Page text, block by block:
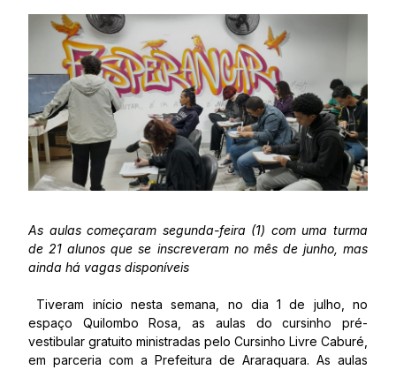
As aulas começaram segunda-feira (1) com uma turma
de 21 alunos que se inscreveram no mês de junho, mas
ainda há vagas disponíveis
Tiveram início nesta semana, no dia 1 de julho, no
espaço Quilombo Rosa, as aulas do cursinho pré-
vestibular gratuito ministradas pelo Cursinho Livre Caburé,
em parceria com a Prefeitura de Araraquara. As aulas